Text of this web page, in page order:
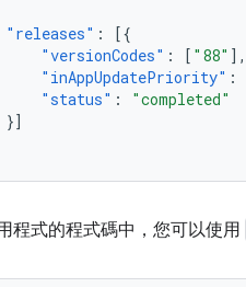
"releases" :
[{
"versionCodes" : [ "88" ],
"inAppUpdatePriority" :
"status" :
"completed"
}]
程式的程式碼中，您可以使用